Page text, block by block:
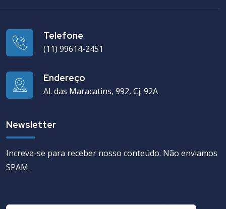
Telefone
(11) 99614-2451
Endereço
Al. das Maracatins, 992, Cj. 92A
Newsletter
Increva-se para receber nosso conteúdo. Não enviamos
SPAM.